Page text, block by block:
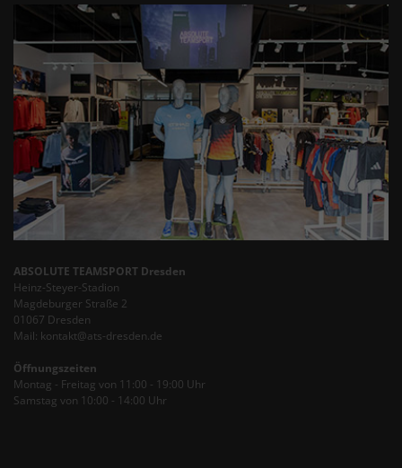
ABSOLUTE TEAMSPORT Dresden
Heinz-Steyer-Stadion
Magdeburger Straße 2
01067 Dresden
Mail: kontakt@ats-dresden.de
Öffnungszeiten
Montag - Freitag von 11:00 - 19:00 Uhr
Samstag von 10:00 - 14:00 Uhr